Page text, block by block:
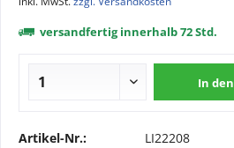
versandfertig innerhalb 72 Std.
In den
Artikel-Nr.: LI22208